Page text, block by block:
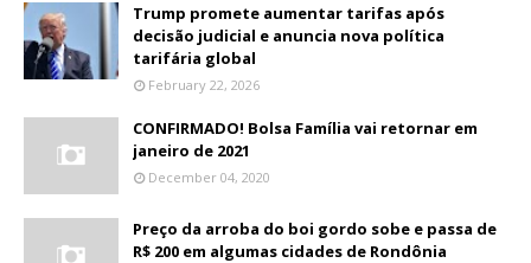
Trump promete aumentar tarifas após
decisão judicial e anuncia nova política
tarifária global
February 22, 2026
CONFIRMADO! Bolsa Família vai retornar em
janeiro de 2021
December 04, 2020
Preço da arroba do boi gordo sobe e passa de
R$ 200 em algumas cidades de Rondônia